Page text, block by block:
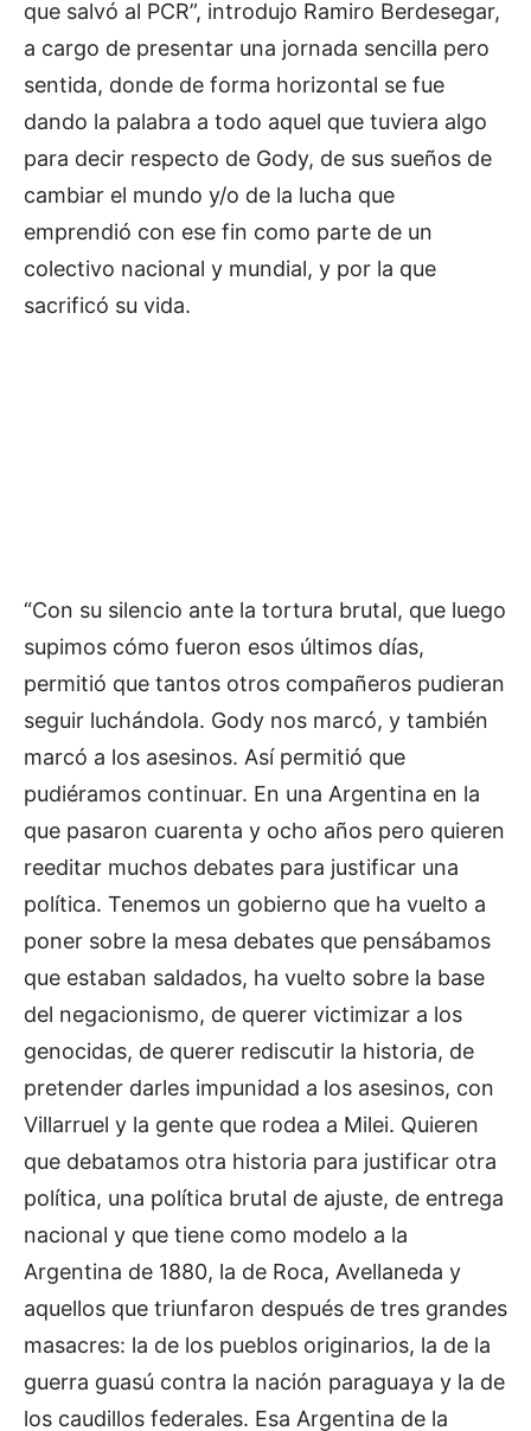
que salvó al PCR”, introdujo Ramiro Berdesegar,
a cargo de presentar una jornada sencilla pero
sentida, donde de forma horizontal se fue
dando la palabra a todo aquel que tuviera algo
para decir respecto de Gody, de sus sueños de
cambiar el mundo y/o de la lucha que
emprendió con ese fin como parte de un
colectivo nacional y mundial, y por la que
sacrificó su vida.
“Con su silencio ante la tortura brutal, que luego
supimos cómo fueron esos últimos días,
permitió que tantos otros compañeros pudieran
seguir luchándola. Gody nos marcó, y también
marcó a los asesinos. Así permitió que
pudiéramos continuar. En una Argentina en la
que pasaron cuarenta y ocho años pero quieren
reeditar muchos debates para justificar una
política. Tenemos un gobierno que ha vuelto a
poner sobre la mesa debates que pensábamos
que estaban saldados, ha vuelto sobre la base
del negacionismo, de querer victimizar a los
genocidas, de querer rediscutir la historia, de
pretender darles impunidad a los asesinos, con
Villarruel y la gente que rodea a Milei. Quieren
que debatamos otra historia para justificar otra
política, una política brutal de ajuste, de entrega
nacional y que tiene como modelo a la
Argentina de 1880, la de Roca, Avellaneda y
aquellos que triunfaron después de tres grandes
masacres: la de los pueblos originarios, la de la
guerra guasú contra la nación paraguaya y la de
los caudillos federales. Esa Argentina de la